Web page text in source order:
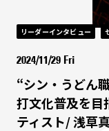
リーダーインタビュー
2024/11/29 Fri
“シン・うどん
打文化普及を目
ティスト/ 浅草